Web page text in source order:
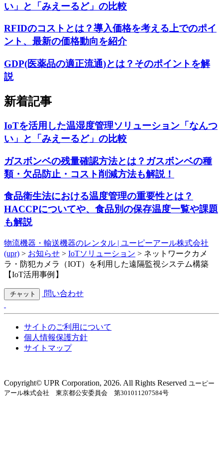
い」と「みえーるど」の比較
RFIDのコストとは？導入価格を考える上でのポイ
ント、最新の価格動向を紹介
GDP(医薬品の適正流通)とは？そのポイントを解
説
新着記事
IoTを活用した温湿度管理ソリューション「なんつ
い」と「みえーるど」の比較
ガスボンベの残量確認方法とは？ガスボンベの種
類・欠品防止・コスト削減方法も解説！
食品衛生法における温度管理の重要性とは？
HACCPについてや、食品別の保存温度一覧や課題
も解説
物流機器・輸送機器のレンタル | ユーピーアール株式会社
(upr) > お知らせ > IoTソリューション > ネットワークカメ
ラ・防犯カメラ（IOT）を利用した遠隔監視システム構築
【IoT活用事例】
チャット 問い合わせ
サイトのご利用について
個人情報保護方針
サイトマップ
Copyright©︎ UPR Corporation, 2026. All Rights Reserved ユーピー
アール株式会社 東京都公安委員会 第301011207584号